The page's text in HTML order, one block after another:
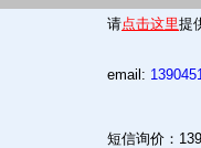
请点击这里提
email:
短信询价：